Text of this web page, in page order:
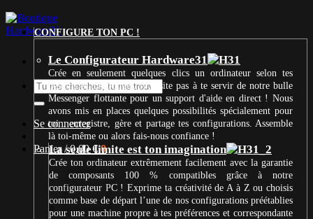
Recherche
pour :
Se connecter
Panier /0,00€ 0
CONFIGURE TON PC !
Le Configurateur Hardware31
Crée en seulement quelques clics un ordinateur selon tes
besoins et ton budget. N’hésite pas à te servir de notre bulle
Messenger flottante pour un support d'aide en direct ! Nous
avons mis en places quelques possibilités spécialement pour
toi : enregistre, gère et partage tes configurations. Assemble
là toi-même ou alors fais-nous confiance !
La seule limite est ton imagination
Crée ton ordinateur extrêmement facilement avec la garantie
de composants 100 % compatibles grâce à notre
configurateur PC ! Exprime ta créativité de A à Z ou choisis
comme base de départ l’une de nos configurations préétablies
pour une machine propre à tes préférences et correspondante